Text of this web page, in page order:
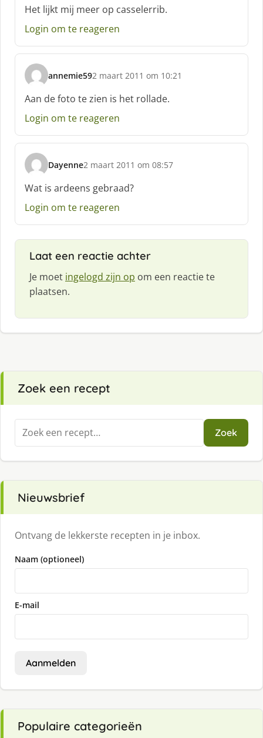
c
h
r
e
f
:
Het lijkt mij meer op casselerrib.
Login om te reageren
annemie59
s
c
h
r
e
f
:
2 maart 2011 om 10:21
Aan de foto te zien is het rollade.
Login om te reageren
Dayenne
s
c
h
r
2 maart 2011 om 08:57
Wat is ardeens gebraad?
Login om te reageren
Laat een reactie achter
Je moet ingelogd zijn op om een reactie te
plaatsen.
Zoek een recept
Zoeken
naar:
Zoek
Nieuwsbrief
Ontvang de lekkerste recepten in je inbox.
Naam (optioneel)
E-mail
Aanmelden
Populaire categorieën